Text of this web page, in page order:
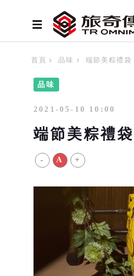
首頁 品味 端節美粽禮袋
品味
2021-05-10 10:00
端節美粽禮
- A +